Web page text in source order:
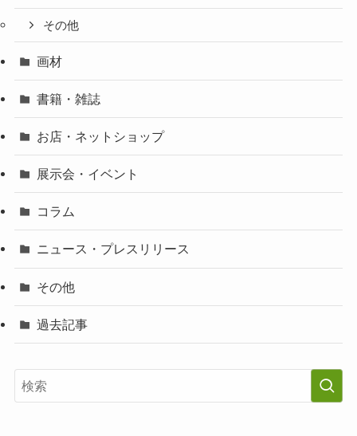
その他
画材
書籍・雑誌
お店・ネットショップ
展示会・イベント
コラム
ニュース・プレスリリース
その他
過去記事